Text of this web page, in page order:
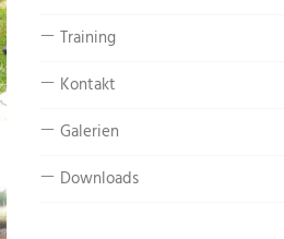
Training
Kontakt
Galerien
Downloads